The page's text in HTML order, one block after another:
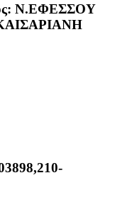
Ν.ΕΦΕΣΣΟΥ